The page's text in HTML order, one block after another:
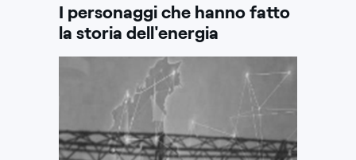
I personaggi che hanno fatto
la storia dell'energia